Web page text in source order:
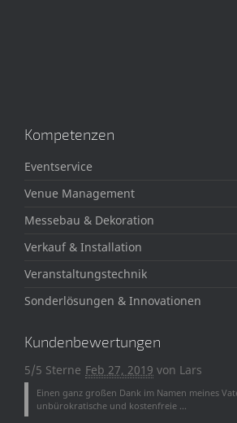
Kompetenzen
Eventservice
Venue Management
Messebau & Dekoration
Verkauf & Installation
Veranstaltungstechnik
Sonderlösungen & Innovationen
Kundenbewertungen
5/5 Sterne Feb 27, 2019 von Lars
Einen ganz großen Dank im Namen meines
unbürokratische und kostenfreie ...